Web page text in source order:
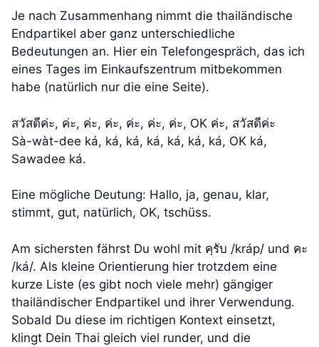
Je nach Zusammenhang nimmt die thailändische
Endpartikel aber ganz unterschiedliche
Bedeutungen an. Hier ein Telefongespräch, das ich
eines Tages im Einkaufszentrum mitbekommen
habe (natürlich nur die eine Seite).
สวัสดีค่ะ, ค่ะ, ค่ะ, ค่ะ, ค่ะ, ค่ะ, ค่ะ, OK ค่ะ, สวัสดีค่ะ
Sà-wàt-dee ká, ká, ká, ká, ká, ká, ká, OK ká,
Sawadee ká.
Eine mögliche Deutung: Hallo, ja, genau, klar,
stimmt, gut, natürlich, OK, tschüss.
Am sichersten fährst Du wohl mit คฺรับ /kráp/ und คะ
/ká/. Als kleine Orientierung hier trotzdem eine
kurze Liste (es gibt noch viele mehr) gängiger
thailändischer Endpartikel und ihrer Verwendung.
Sobald Du diese im richtigen Kontext einsetzt,
klingt Dein Thai gleich viel runder, und die